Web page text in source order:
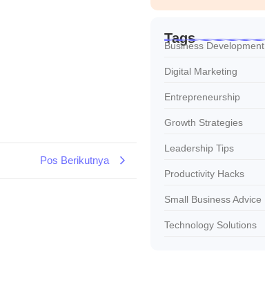
Pos Berikutnya
Tags
Business Development
Digital Marketing
Entrepreneurship
Growth Strategies
Leadership Tips
Productivity Hacks
Small Business Advice
Technology Solutions